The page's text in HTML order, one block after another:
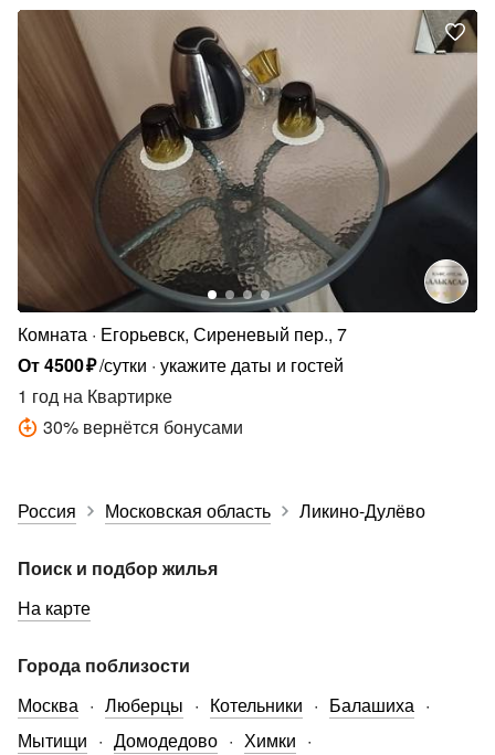
Комната Егорьевск, Сиреневый пер., 7
От4500₽/сутки укажите даты и гостей
1 год на Квартирке
30% вернётся бонусами
Россия Московская область Ликино-Дулёво
Поиск и подбор жилья
На карте
Города поблизости
Москва
Люберцы Котельники
Балашиха
Мытищи
Домодедово
Химки